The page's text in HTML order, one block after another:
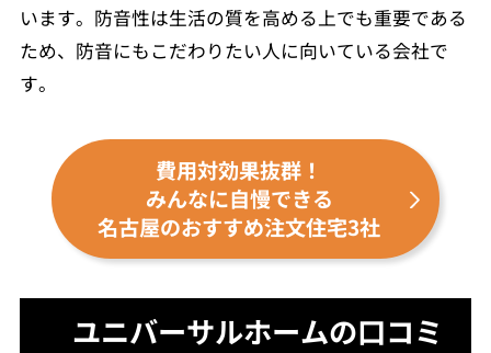
います。防音性は生活の質を高める上でも重要である
ため、防音にもこだわりたい人に向いている会社で
す。
費用対効果抜群！
みんなに自慢できる
名古屋のおすすめ注文住宅3社
ユニバーサルホームの口コミ